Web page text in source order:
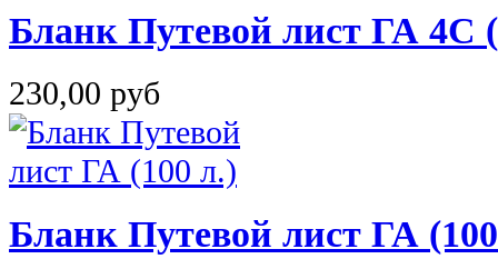
Бланк Путевой лист ГА 4С
230,00 руб
Бланк Путевой лист ГА